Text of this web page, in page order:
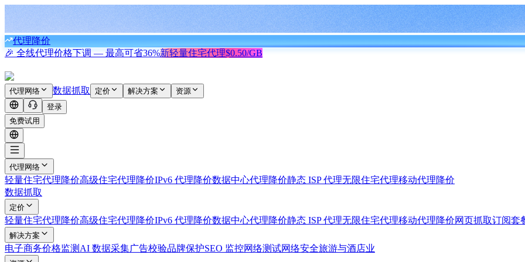
代理降价
🎉 全线代理价格下调 — 最高可省36%新轻量住宅代理$0.50/GB
代理网络 数据抓取 定价 解决方案
资源
登录
免费试用
代理网络
轻量住宅代理降价高级住宅代理降价IPv6 代理降价数据中心代理降价静态 ISP 代理无限住宅代理移动代理降价
数据抓取
定价
轻量住宅代理降价高级住宅代理降价IPv6 代理降价数据中心代理降价静态 ISP 代理无限住宅代理移动代理降价网页抓取订阅套
解决方案
电子商务价格监测 AI 数据采集广告校验品牌保护SEO 监控网络测试网络安全旅游与酒店业